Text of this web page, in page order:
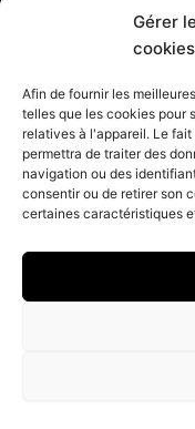
Gérer
cookies
Afin de fournir les
telles que les cookies pour
relatives à l'appareil. Le
permettra de traiter des
navigation ou des
consentir ou de retirer son
certaines caractéristiques
Abonnez-vous à
Services
Spectacles et
Spectacles pour
Groupes de
Organisation